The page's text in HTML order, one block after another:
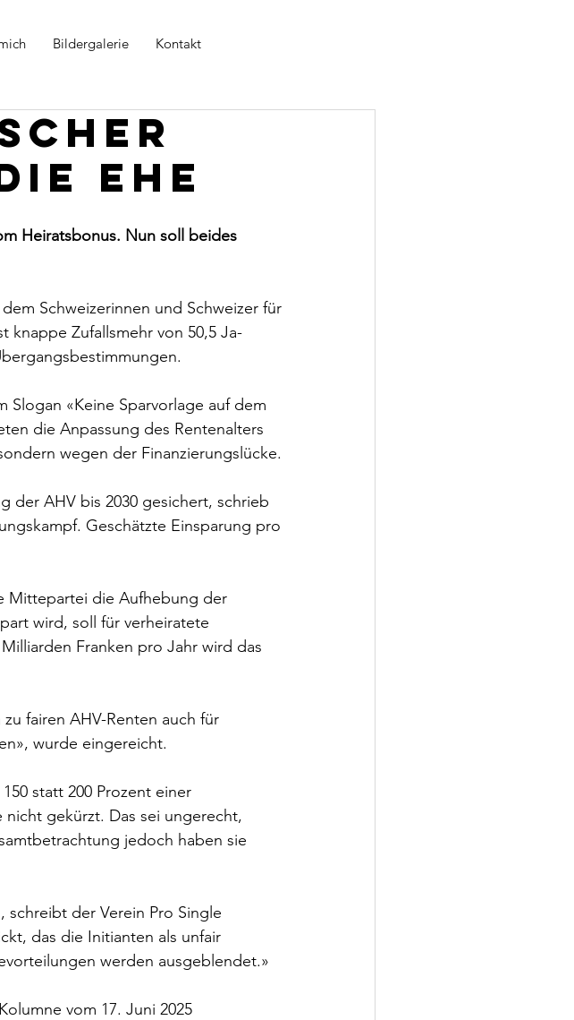
Bildergalerie Kontakt
Ehe
Heiratsbonus. Nun soll beides
Schweizerinnen und Schweizer für
knappe Zufallsmehr von 50,5 Ja-
«Keine Sparvorlage auf dem
die Anpassung des Rentenalters
wegen der Finanzierungslücke.
der AHV bis 2030 gesichert, schrieb
Geschätzte Einsparung pro
Mittepartei die Aufhebung der
wird, soll für verheiratete
Franken pro Jahr wird das
fairen AHV-Renten auch für
wurde eingereicht.
statt 200 Prozent einer
gekürzt. Das sei ungerecht,
jedoch haben sie
der Verein Pro Single
das die Initianten als unfair
werden ausgeblendet.»
vom 17. Juni 2025